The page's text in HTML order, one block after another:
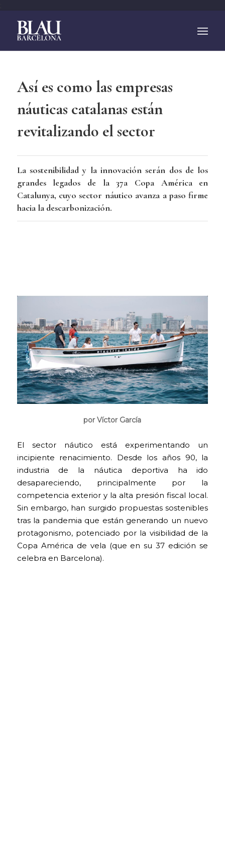
Así es como las empresas
náuticas catalanas están
revitalizando el sector
La sostenibilidad y la innovación serán dos de los
grandes legados de la 37a Copa América en
Catalunya, cuyo sector náutico avanza a paso firme
hacia la descarbonización.
por Víctor García
El sector náutico está experimentando un
incipiente renacimiento. Desde los años 90, la
industria de la náutica deportiva ha ido
desapareciendo, principalmente por la
competencia exterior y la alta presión fiscal local.
Sin embargo, han surgido propuestas sostenibles
tras la pandemia que están generando un nuevo
protagonismo, potenciado por la visibilidad de la
Copa América de vela (que en su 37 edición se
celebra en Barcelona).